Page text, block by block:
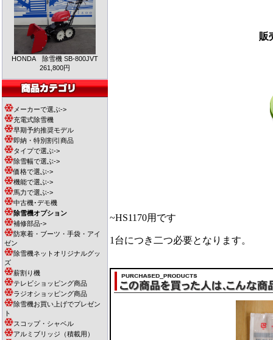
HONDA 除雪機 SB-800JVT
261,800円
メーカーで選ぶ->
充電式除雪機
早期予約推奨モデル
即納・特別割引商品
タイプで選ぶ->
除雪幅で選ぶ->
価格で選ぶ->
機能で選ぶ->
馬力で選ぶ->
中古機･デモ機
除雪機オプション
補修部品->
防寒着・ブーツ・手袋・アイ
ゼン
除雪機ネットオリジナルグッ
ズ
薪割り機
テレビショッピング商品
ラジオショッピング商品
除雪機お買い上げでプレゼン
ト
スコップ・シャベル
アルミブリッジ（積載用）
~HS1170用です
1台につき二つ必要となります。